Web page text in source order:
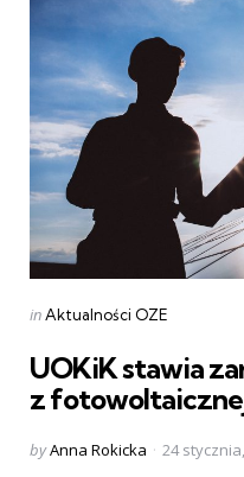
Categories
Posted
inAktualności OZE
UOKiK stawia
z
Posted
byAnna Rokicka 24